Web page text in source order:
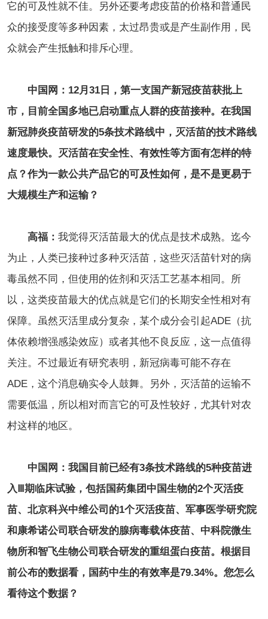
它的可及性就不佳。另外还要考虑疫苗的价格和普通民
众的接受度等多种因素，太过昂贵或是产生副作用，民
众就会产生抵触和排斥心理。
中国网：12月31日，第一支国产新冠疫苗获批上
市，目前全国多地已启动重点人群的疫苗接种。在我国
新冠肺炎疫苗研发的5条技术路线中，灭活苗的技术路线
速度最快。灭活苗在安全性、有效性等方面有怎样的特
点？作为一款公共产品它的可及性如何，是不是更易于
大规模生产和运输？
高福： 我觉得灭活苗最大的优点是技术成熟。迄今
为止，人类已接种过多种灭活苗，这些灭活苗针对的病
毒虽然不同，但使用的佐剂和灭活工艺基本相同。所
以，这类疫苗最大的优点就是它们的长期安全性相对有
保障。虽然灭活里成分复杂，某个成分会引起ADE（抗
体依赖增强感染效应）或者其他不良反应，这一点值得
关注。不过最近有研究表明，新冠病毒可能不存在
ADE，这个消息确实令人鼓舞。另外，灭活苗的运输不
需要低温，所以相对而言它的可及性较好，尤其针对农
村这样的地区。
中国网：我国目前已经有3条技术路线的5种疫苗进
入Ⅲ期临床试验，包括国药集团中国生物的2个灭活疫
苗、北京科兴中维公司的1个灭活疫苗、军事医学研究院
和康希诺公司联合研发的腺病毒载体疫苗、中科院微生
物所和智飞生物公司联合研发的重组蛋白疫苗。根据目
前公布的数据看，国药中生的有效率是79.34%。您怎么
看待这个数据？